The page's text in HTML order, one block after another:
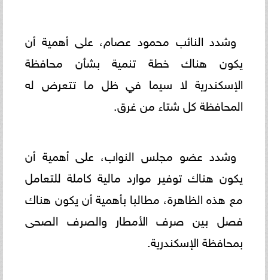
وشدد النائب محمود عصام، على أهمية أن
يكون هناك خطة تنمية بشأن محافظة
الإسكندرية لا سيما في ظل ما تتعرض له
المحافظة كل شتاء من غرق.
وشدد عضو مجلس النواب، على أهمية أن
يكون هناك توفير موارد مالية كاملة للتعامل
مع هذه الظاهرة، مطالبا بأهمية أن يكون هناك
فصل بين صرف الأمطار والصرف الصحى
بمحافظة الإسكندرية.